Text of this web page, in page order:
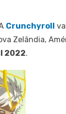
Crunchyroll
Zelândia,
2022.